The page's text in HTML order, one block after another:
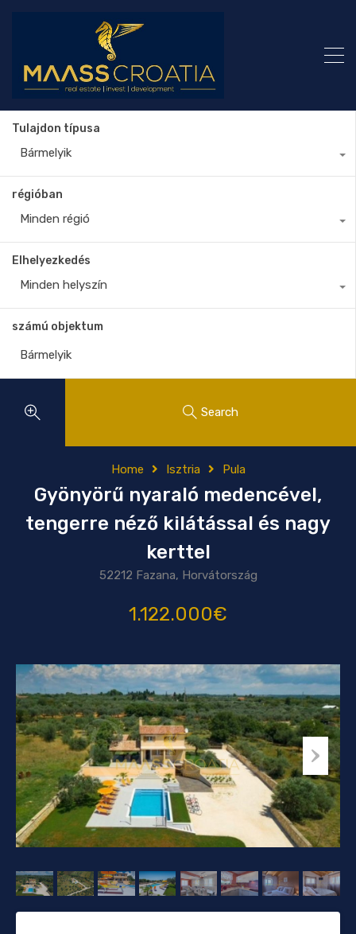
Tulajdon típusa
Bármelyik
régióban
Minden régió
Elhelyezkedés
Minden helyszín
számú objektum
Search
Home Isztria Pula
Gyönyörű nyaraló medencével,
tengerre néző kilátással és nagy
kerttel
52212 Fazana, Horvátország
1.122.000€